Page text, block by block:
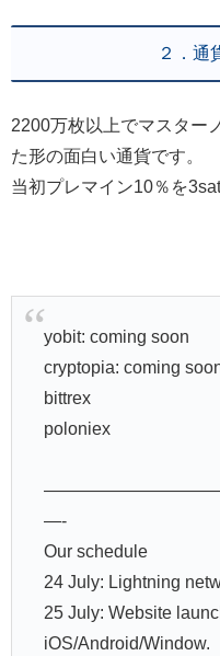
２．通
2200万枚以上でマスター
た形の面白い通貨です。
当初プレマイン10％を
yobit: coming soon
cryptopia: coming
bittrex
poloniex
—-
Our schedule
24 July: Lightning
25 July: Website
iOS/Android/Window.